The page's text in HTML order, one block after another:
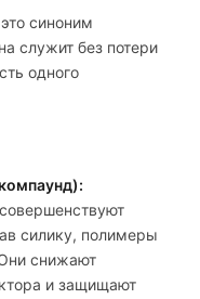
синоним
служит без потери
одного
силику, полимеры
снижают
и защищают